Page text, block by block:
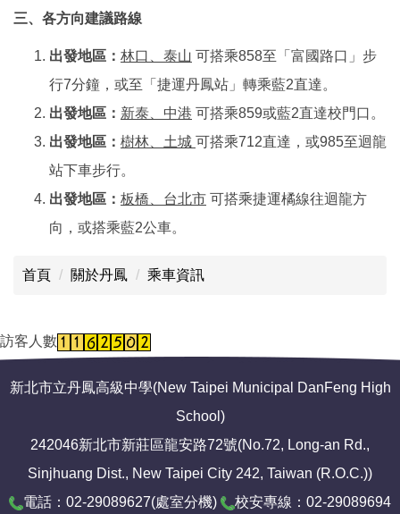
三、各方向建議路線
出發地區： 林口、泰山 可搭乘858至「富國路口」步
行7分鐘，或至「捷運丹鳳站」轉乘藍2直達。
出發地區： 新泰、中港 可搭乘859或藍2直達校門口。
出發地區： 樹林、土城 可搭乘712直達，或985至迴龍
站下車步行。
出發地區： 板橋、台北市 可搭乘捷運橘線往迴龍方
向，或搭乘藍2公車。
首頁 關於丹鳳 乘車資訊
訪客人數
新北市立丹鳳高級中學(New Taipei Municipal DanFeng High
School)
242046新北市新莊區龍安路72號(No.72, Long-an Rd.,
Sinjhuang Dist., New Taipei City 242, Taiwan (R.O.C.))
電話：02-29089627(處室分機) 校安專線：02-29089694